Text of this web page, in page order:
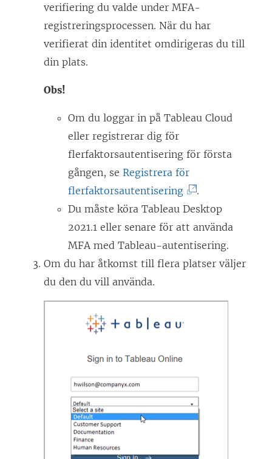
verifiering du valde under MFA-
registreringsprocessen. När du har
verifierat din identitet omdirigeras du till
din plats.
Obs!
Om du loggar in på Tableau Cloud
eller registrerar dig för
flerfaktorsautentisering för första
gången, se Registrera för
flerfaktorsautentisering(
L
ä
n
k
n
a
s
.
Du måste köra Tableau Desktop
2021.1 eller senare för att använda
MFA med Tableau-autentisering.
Om du har åtkomst till flera platser väljer
du den du vill använda.